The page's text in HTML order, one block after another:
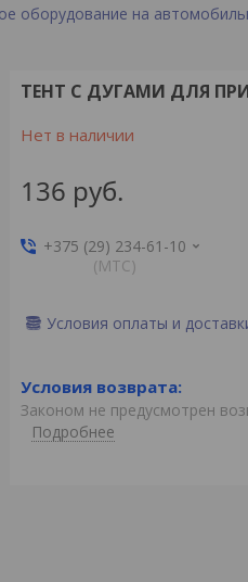
оборудование на
ТЕНТ С ДУГАМИ ДЛЯ
Нет в наличии
136 руб.
+375 (29) 234-61-10
(MTС)
Условия оплаты и
Законом не предусмотрен
Подробнее